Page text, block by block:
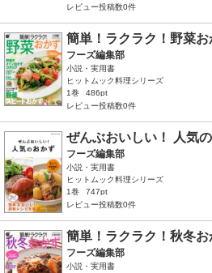
レビュー投稿数0件
簡単！ラクラク！野菜お
フーズ編集部
小説・実用書
ヒットムック料理シリーズ
1巻
486pt
レビュー投稿数0件
ぜんぶおいしい！ 人気
フーズ編集部
小説・実用書
ヒットムック料理シリーズ
1巻
747pt
レビュー投稿数0件
簡単！ラクラク！秋冬
フーズ編集部
小説・実用書